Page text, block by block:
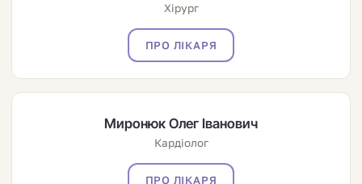
Хірург
ПРО ЛІКАРЯ
Миронюк Олег Іванович
Кардіолог
ПРО ЛІКАРЯ